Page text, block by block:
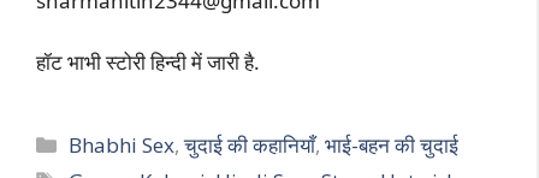
हॉट भाभी स्टोरी हिन्दी में जारी है.
Categories
Bhabhi Sex,चुदाई की कहानियाँ,भाई-बहन की चुदाई